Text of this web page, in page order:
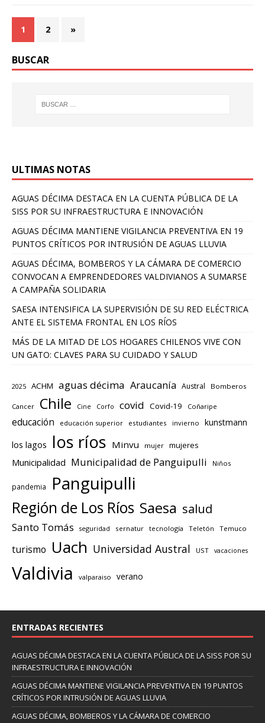
1 2 »
BUSCAR
ULTIMAS NOTAS
AGUAS DÉCIMA DESTACA EN LA CUENTA PÚBLICA DE LA
SISS POR SU INFRAESTRUCTURA E INNOVACIÓN
AGUAS DÉCIMA MANTIENE VIGILANCIA PREVENTIVA EN 19
PUNTOS CRÍTICOS POR INTRUSIÓN DE AGUAS LLUVIA
AGUAS DÉCIMA, BOMBEROS Y LA CÁMARA DE COMERCIO
CONVOCAN A EMPRENDEDORES VALDIVIANOS A SUMARSE
A CAMPAÑA SOLIDARIA
SAESA INTENSIFICA LA SUPERVISIÓN DE SU RED ELÉCTRICA
ANTE EL SISTEMA FRONTAL EN LOS RÍOS
MÁS DE LA MITAD DE LOS HOGARES CHILENOS VIVE CON
UN GATO: CLAVES PARA SU CUIDADO Y SALUD
2025 ACHM aguas décima Araucanía Austral Bomberos
Cancer Chile Cine Corfo covid Covid-19 Coñaripe
educación educación superior estudiantes invierno kunstmann
los lagos los ríos Minvu mujer mujeres
Municipalidad Municipalidad de Panguipulli Niños
pandemia Panguipulli
Región de Los Ríos Saesa salud
Santo Tomás seguridad sernatur tecnología Teletón Temuco
turismo Uach Universidad Austral UST vacaciones
Valdivia valparaiso verano
ENTRADAS RECIENTES
AGUAS DÉCIMA DESTACA EN LA CUENTA PÚBLICA DE LA SISS POR SU
INFRAESTRUCTURA E INNOVACIÓN
AGUAS DÉCIMA MANTIENE VIGILANCIA PREVENTIVA EN 19 PUNTOS
CRÍTICOS POR INTRUSIÓN DE AGUAS LLUVIA
AGUAS DÉCIMA, BOMBEROS Y LA CÁMARA DE COMERCIO